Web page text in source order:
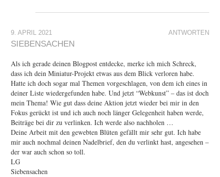
ANTWORTEN
9. APRIL 2021
SIEBENSACHEN
Als ich gerade deinen Blogpost entdecke, merke ich mich Schreck,
dass ich dein Miniatur-Projekt etwas aus dem Blick verloren habe.
Hatte ich doch sogar mal Themen vorgeschlagen, von dem ich eines in
deiner Liste wiedergefunden habe. Und jetzt “Webkunst” – das ist doch
mein Thema! Wie gut dass deine Aktion jetzt wieder bei mir in den
Fokus gerückt ist und ich auch noch länger Gelegenheit haben werde,
Beiträge bei dir zu verlinken. Ich werde also nachholen …
Deine Arbeit mit den gewebten Blüten gefällt mir sehr gut. Ich habe
mir auch nochmal deinen Nadelbrief, den du verlinkt hast, angesehen –
der war auch schon so toll.
LG
Siebensachen